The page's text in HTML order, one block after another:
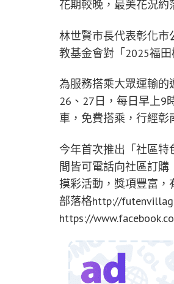
花期較晚，最美花況約
林世賢市長代表彰化
教基金會對「2025福
為服務搭乘大眾運輸的
26、27日，每日早上9
車，免費搭乘，行經彰
今年首次推出「社區
間皆可電話向社區訂
摸彩活動，獎項豐富，
部落格http://
https://